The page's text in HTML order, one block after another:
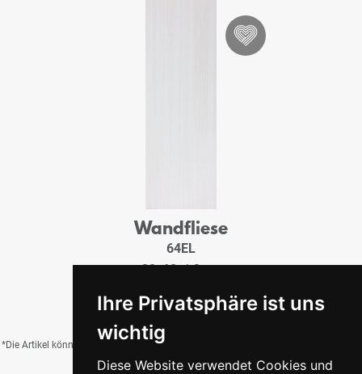
Ihre Privatsphäre ist uns
wichtig
Diese Website verwendet Cookies und
Wandfliese
64EL
20x60x1,0 cm
*Die Artikel können durch Belichtung, Charge, Brand, Formate und weitere Einflüsse
von der Abbildung abweichen.